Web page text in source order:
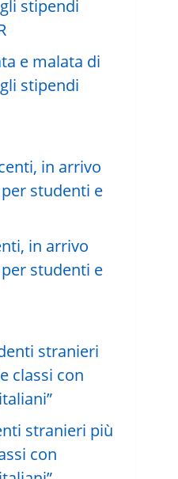
e malata di
stipendi
in arrivo
studenti e
stranieri più
con